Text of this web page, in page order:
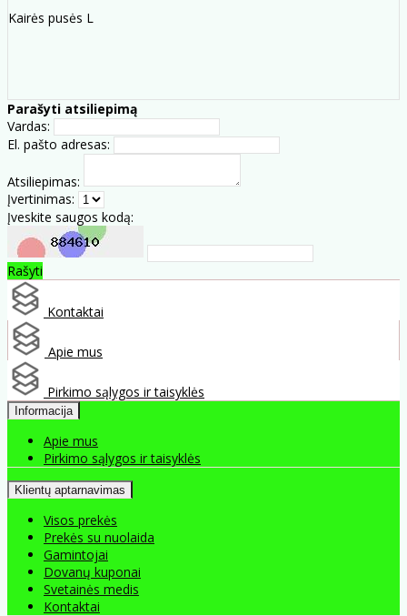
Kairės pusės L
Parašyti atsiliepimą
Vardas:
El. pašto adresas:
Atsiliepimas:
Įvertinimas:
Įveskite saugos kodą:
Rašyti
Kontaktai
Apie mus
Pirkimo sąlygos ir taisyklės
Informacija
Apie mus
Pirkimo sąlygos ir taisyklės
Klientų aptarnavimas
Visos prekės
Prekės su nuolaida
Gamintojai
Dovanų kuponai
Svetainės medis
Kontaktai